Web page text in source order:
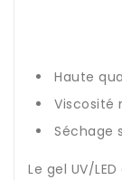
Haute
Viscosité
Séchage
Le gel UV/